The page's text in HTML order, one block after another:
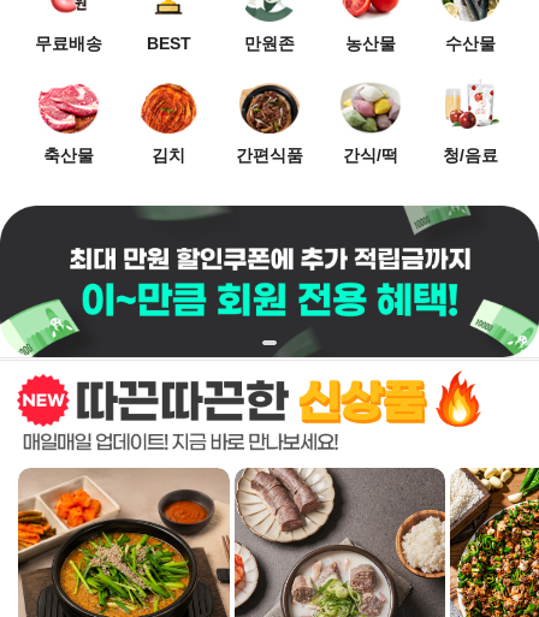
무료배송 BEST 만원존 농산물 수산물
축산물 김치 간편식품 간식/떡 청/음료